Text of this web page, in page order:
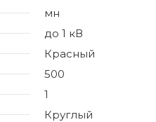
мн
до 1 кВ
Красный
500
1
Круглый